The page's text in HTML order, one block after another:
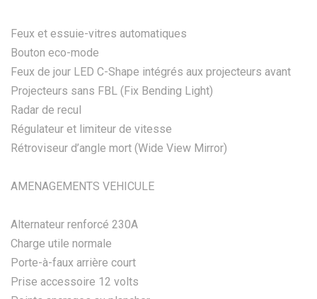
Feux et essuie-vitres automatiques
Bouton eco-mode
Feux de jour LED C-Shape intégrés aux projecteurs avant
Projecteurs sans FBL (Fix Bending Light)
Radar de recul
Régulateur et limiteur de vitesse
Rétroviseur d’angle mort (Wide View Mirror)
AMENAGEMENTS VEHICULE
Alternateur renforcé 230A
Charge utile normale
Porte-à-faux arrière court
Prise accessoire 12 volts